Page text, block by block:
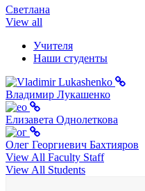
Светлана
View all
Учителя
Наши студенты
Владимир Лукашенко
Елизавета Однолеткова
Олег Георгиевич Бахтияров
View All Faculty Staff
View All Students